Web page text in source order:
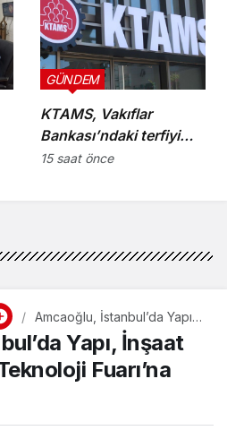
KTAMS, Vakıflar
Bankası’ndaki terfiyi
eleştirdi
GÜNDEM
15 saat önce
Amcaoğlu, İstanbul’da Yapı,
İnşaat Malzemeleri ve
Teknoloji Fuarı’na katıldı
Yapı, İnşaat
Fuarı’na